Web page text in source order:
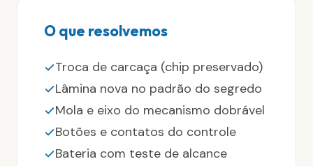
O que resolvemos
Troca de carcaça (chip preservado)
Lâmina nova no padrão do segredo
Mola e eixo do mecanismo dobrável
Botões e contatos do controle
Bateria com teste de alcance